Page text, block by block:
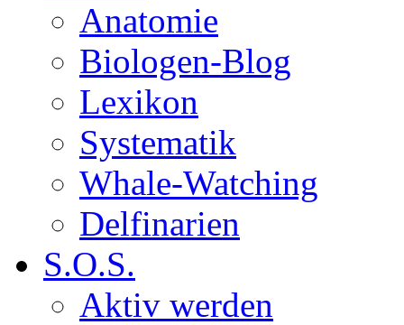
Anatomie
Biologen-Blog
Lexikon
Systematik
Whale-Watching
Delfinarien
S.O.S.
Aktiv werden